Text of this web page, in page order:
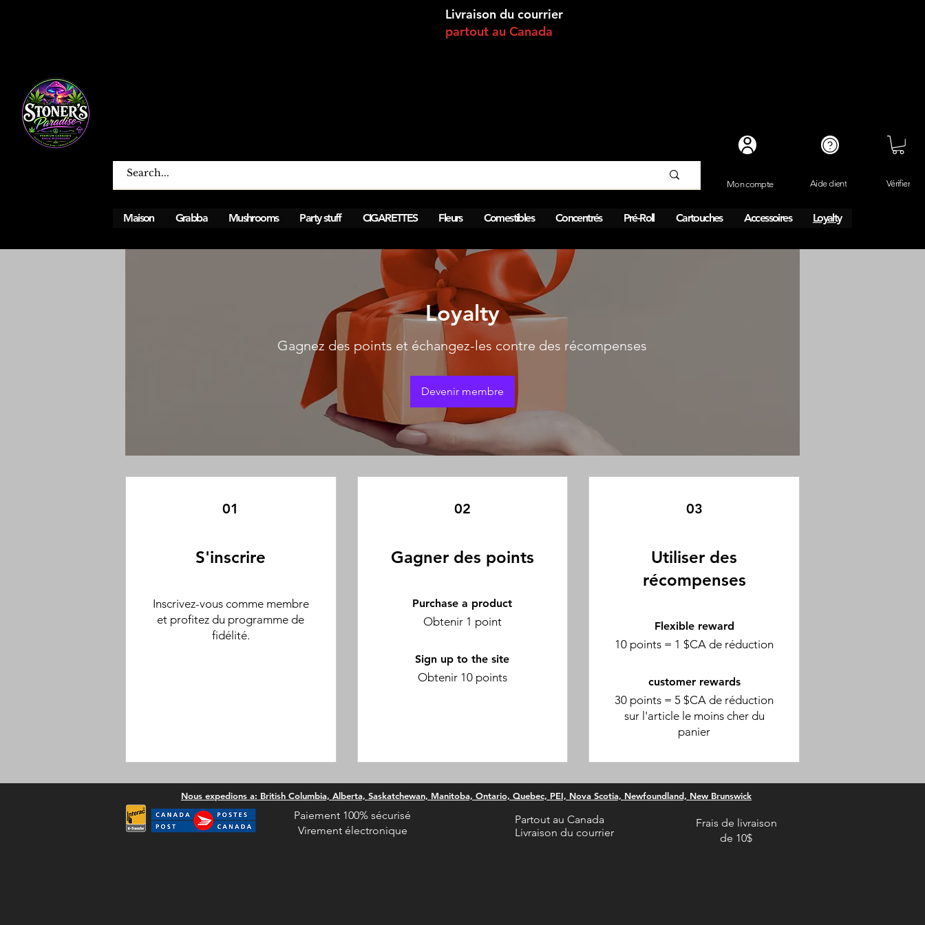
Livraison du courrier
partout au Canada
Mon compte Aide client Vérifier
Maison Grabba Mushrooms Party stuff CIGARETTES Fleurs Comestibles Concentrés Pré-Roll Cartouches Accessoires Loyalty
Loyalty
Gagnez des points et échangez-les contre des récompenses
Devenir membre
01
S'inscrire
Inscrivez-vous comme membre
et profitez du programme de
fidélité.
02
Gagner des points
Purchase a product
Obtenir 1 point
Sign up to the site
Obtenir 10 points
03
Utiliser des
récompenses
Flexible reward
10 points = 1 $CA de réduction
customer rewards
30 points = 5 $CA de réduction
sur l'article le moins cher du
panier
Nous expedions a: British Columbia, Alberta, Saskatchewan, Manitoba, Ontario, Quebec, PEI, Nova Scotia, Newfoundland, New Brunswick
Frais de livraison
de 10$
Partout au Canada
Livraison du courrier
Paiement 100% sécurisé
Virement électronique